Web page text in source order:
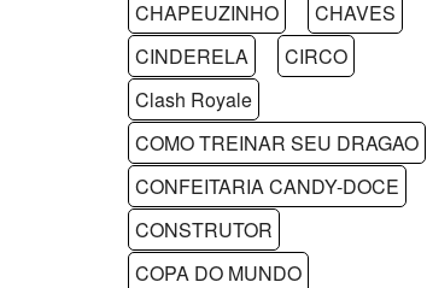
CHAPEUZINHO
CHAVES
CINDERELA
CIRCO
Clash Royale
COMO TREINAR SEU DRAGAO
CONFEITARIA CANDY-DOCE
CONSTRUTOR
COPA DO MUNDO